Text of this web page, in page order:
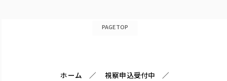
PAGETOP
ホーム
視察申込受付中